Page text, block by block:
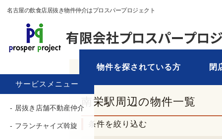
名古屋の飲食店居抜き物件仲介はプロスパープロジェクト
物件を探されている方 閉
南栄駅周辺の物件一覧
条件を絞り込む
サービスメニュー
居抜き店舗不動産仲介
フランチャイズ斡旋